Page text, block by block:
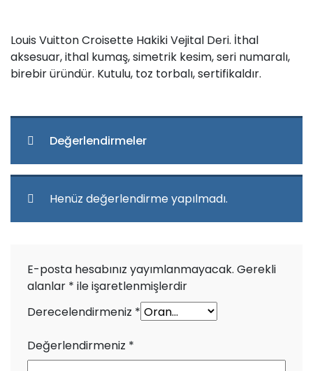
Louis Vuitton Croisette Hakiki Vejital Deri. İthal
aksesuar, ithal kumaş, simetrik kesim, seri numaralı,
birebir üründür. Kutulu, toz torbalı, sertifikaldır.
Değerlendirmeler
Henüz değerlendirme yapılmadı.
E-posta hesabınız yayımlanmayacak. Gerekli
alanlar * ile işaretlenmişlerdir
Derecelendirmeniz *
Değerlendirmeniz *